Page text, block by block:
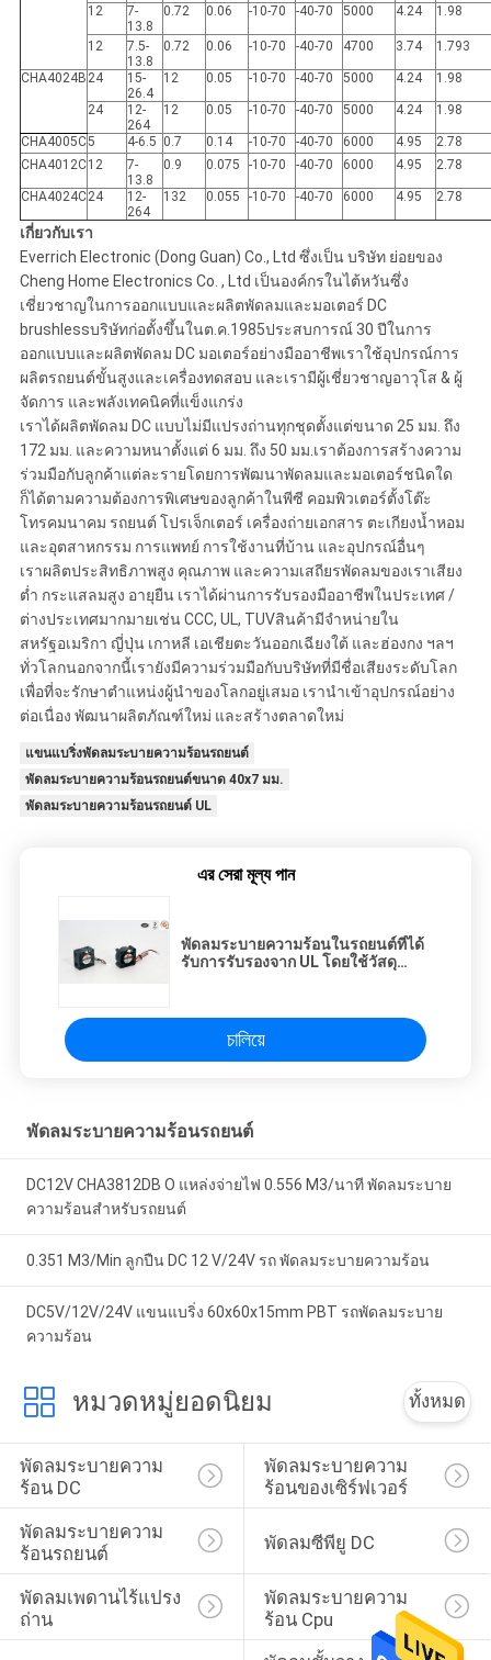
12
7-
13.8
0.72 0.06 -10-70 -40-70 5000 4.24 1.98
12
7.5-
13.8
0.72 0.06 -10-70 -40-70 4700 3.74 1.793
CHA4024B 24
15-
26.4
12 0.05 -10-70 -40-70 5000 4.24 1.98
24
12-
264
12 0.05 -10-70 -40-70 5000 4.24 1.98
CHA4005C5 4-6.5 0.7 0.14 -10-70 -40-70 6000 4.95
2.78
CHA4012C12
7-
13.8
0.9 0.075 -10-70 -40-70 6000 4.95 2.78
CHA4024C24
12-
264
132 0.055 -10-70 -40-70 6000 4.95 2.78
เกี่ยวกับเรา
Everrich Electronic (Dong Guan) Co., Ltd ซึ่งเป็น บริษัท ย่อยของ
Cheng Home Electronics Co. , Ltd เป็นองค์กรในไต้หวันซึ่ง
เชี่ยวชาญในการออกแบบและผลิตพัดลมและมอเตอร์ DC
brushlessบริษัทก่อตั้งขึ้นในต.ค.1985ประสบการณ์ 30 ปีในการ
ออกแบบและผลิตพัดลม DC มอเตอร์อย่างมืออาชีพเราใช้อุปกรณ์การ
ผลิตรถยนต์ขั้นสูงและเครื่องทดสอบ และเรามีผู้เชี่ยวชาญอาวุโส & ผู้
จัดการ และพลังเทคนิคที่แข็งแกร่ง
เราได้ผลิตพัดลม DC แบบไม่มีแปรงถ่านทุกชุดตั้งแต่ขนาด 25 มม. ถึง
172 มม. และความหนาตั้งแต่ 6 มม. ถึง 50 มม.เราต้องการสร้างความ
ร่วมมือกับลูกค้าแต่ละรายโดยการพัฒนาพัดลมและมอเตอร์ชนิดใด
ก็ได้ตามความต้องการพิเศษของลูกค้าในพีซี คอมพิวเตอร์ตั้งโต๊ะ
โทรคมนาคม รถยนต์ โปรเจ็กเตอร์ เครื่องถ่ายเอกสาร ตะเกียงน้ำหอม
และอุตสาหกรรม การแพทย์ การใช้งานที่บ้าน และอุปกรณ์อื่นๆ
เราผลิตประสิทธิภาพสูง คุณภาพ และความเสถียรพัดลมของเราเสียง
ต่ำ กระแสลมสูง อายุยืน เราได้ผ่านการรับรองมืออาชีพในประเทศ /
ต่างประเทศมากมายเช่น CCC, UL, TUVสินค้ามีจำหน่ายใน
สหรัฐอเมริกา ญี่ปุ่น เกาหลี เอเชียตะวันออกเฉียงใต้ และฮ่องกง ฯลฯ
ทั่วโลกนอกจากนี้เรายังมีความร่วมมือกับบริษัทที่มีชื่อเสียงระดับโลก
เพื่อที่จะรักษาตำแหน่งผู้นำของโลกอยู่เสมอ เรานำเข้าอุปกรณ์อย่าง
ต่อเนื่อง พัฒนาผลิตภัณฑ์ใหม่ และสร้างตลาดใหม่
แขนแบริ่งพัดลมระบายความร้อนรถยนต์
พัดลมระบายความร้อนรถยนต์ขนาด 40x7 มม.
พัดลมระบายความร้อนรถยนต์ UL
এর সেরা মূল্য পান
พัดลมระบายความร้อนในรถยนต์ที่ได้
รับการรับรองจาก UL โดยใช้วัสดุ
চালিয়ে
พัดลมระบายความร้อนรถยนต์
DC12V CHA3812DB O แหล่งจ่ายไฟ 0.556 M3/นาที พัดลมระบาย
ความร้อนสำหรับรถยนต์
0.351 M3/Min ลูกปืน DC 12 V/24V รถ พัดลมระบายความร้อน
DC5V/12V/24V แขนแบริ่ง 60x60x15mm PBT รถพัดลมระบาย
ความร้อน
หมวดหมู่ยอดนิยม ทั้งหมด
พัดลมระบายความ
ร้อน DC
พัดลมระบายความ
ร้อนของเซิร์ฟเวอร์
พัดลมระบายความ
ร้อนรถยนต์
พัดลมซีพียู DC
พัดลมเพดานไร้แปรง
ถ่าน
พัดลมระบายความ
ร้อน Cpu